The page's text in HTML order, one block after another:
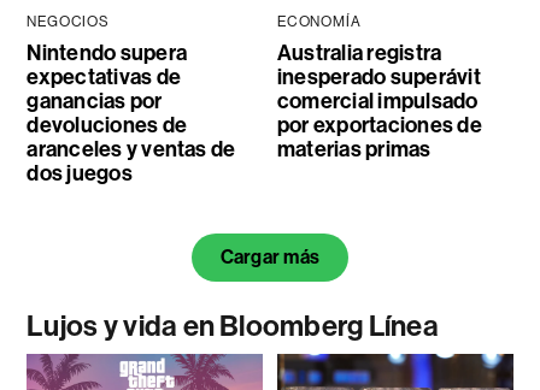
NEGOCIOS
Nintendo supera
expectativas de
ganancias por
devoluciones de
aranceles y ventas de
dos juegos
ECONOMÍA
Australia registra
inesperado superávit
comercial impulsado
por exportaciones de
materias primas
Cargar más
Lujos y vida en Bloomberg Línea